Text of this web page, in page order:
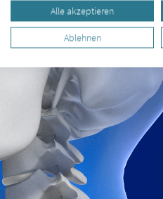
Alle akzeptieren
Ablehnen